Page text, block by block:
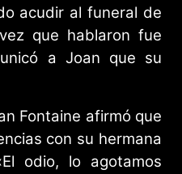
acudir al funeral de
que hablaron fue
a Joan que su
Fontaine afirmó que
con su hermana
odio, lo agotamos